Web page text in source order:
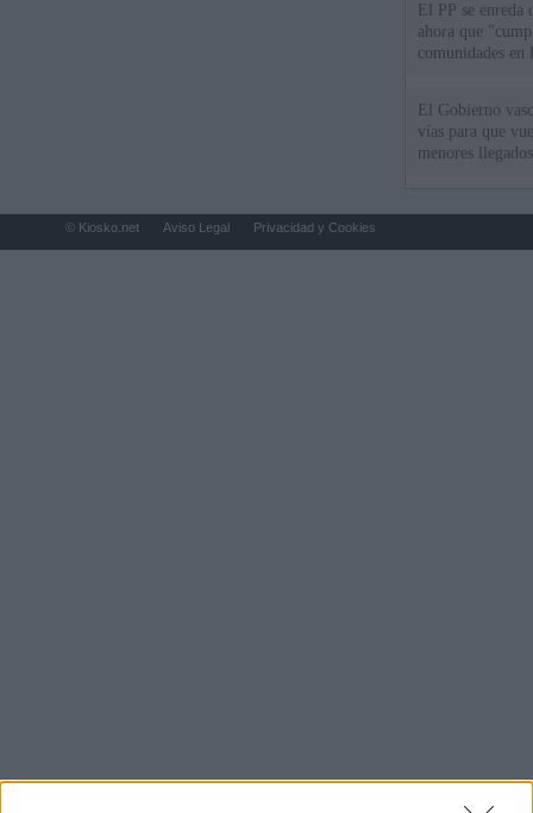
El PP se
ahora que
comunidades en
El Gobierno
vías para que
menores
© Kiosko.net Aviso Legal Privacidad y Cookies